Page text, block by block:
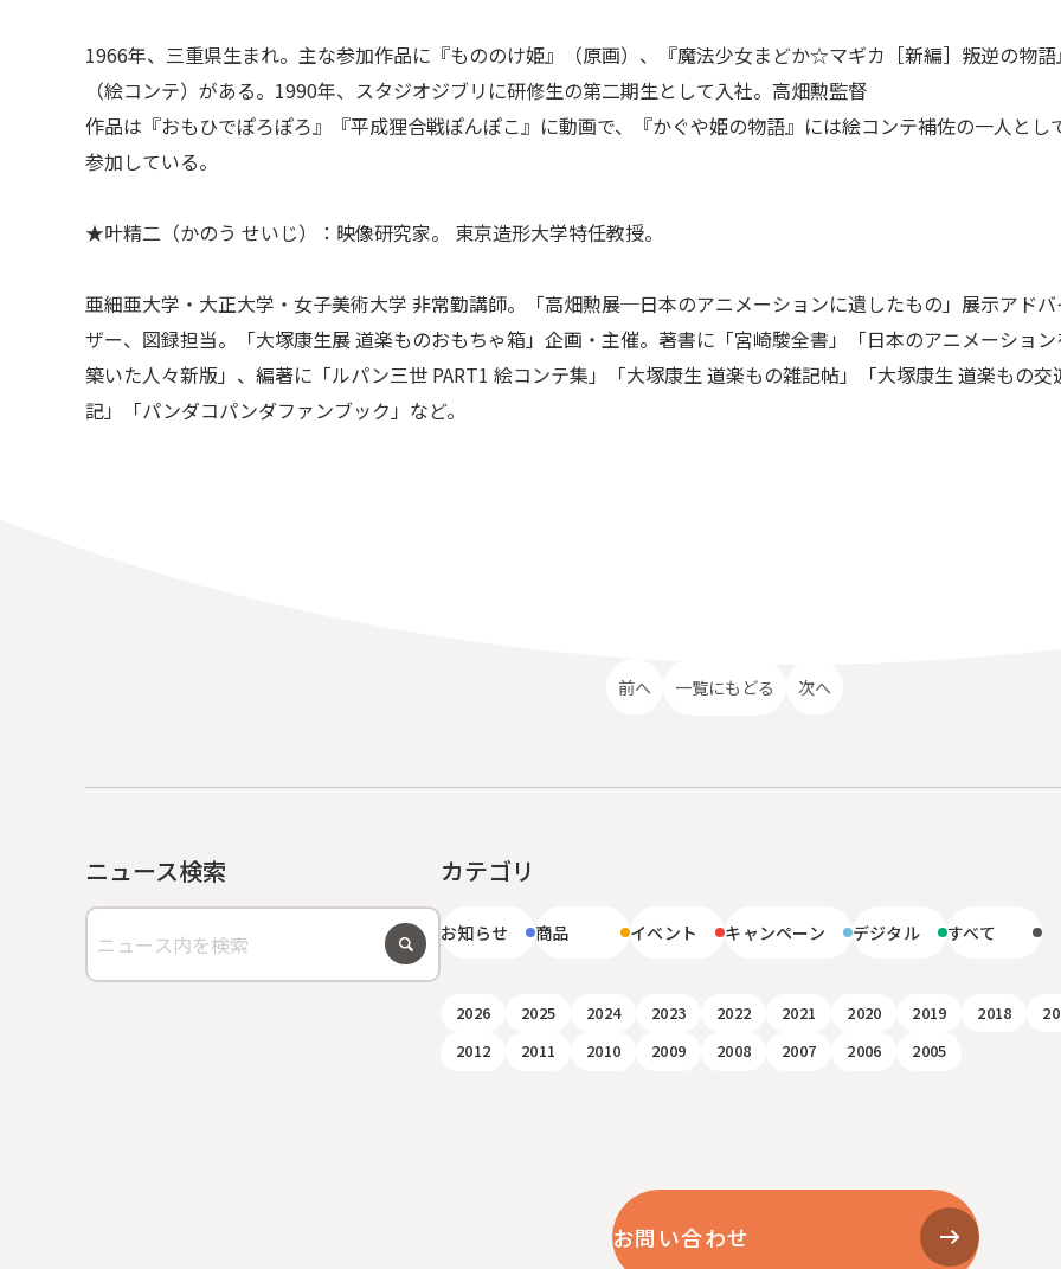
1966年、三重県生まれ。主な参加作品に『もののけ姫』（原画）、『魔法少女まどか☆マギカ［新編］叛逆の物語
（絵コンテ）がある。1990年、スタジオジブリに研修生の第二期生として入社。高畑勲監督
作品は『おもひでぽろぽろ』『平成狸合戦ぽんぽこ』に動画で、『かぐや姫の物語』には絵コンテ補佐の一人とし
参加している。
★叶精二（かのう せいじ）：映像研究家。 東京造形大学特任教授。
亜細亜大学・大正大学・女子美術大学 非常勤講師。「高畑勲展─日本のアニメーションに遺したもの」展示アドバ
ザー、図録担当。「大塚康生展 道楽ものおもちゃ箱」企画・主催。著書に「宮崎駿全書」「日本のアニメーション
築いた人々新版」、編著に「ルパン三世 PART1 絵コンテ集」「大塚康生 道楽もの雑記帖」「大塚康生 道楽もの交
記」「パンダコパンダファンブック」など。
前へ 一覧にもどる 次へ
ニュース検索 カテゴリ
お知らせ 商品 イベント キャンペーン デジタル すべて
2026 2025 2024 2023 2022 2021 2020 2019 2018
2012
2011 2010 2009 2008 2007 2006 2005
お問い合わせ